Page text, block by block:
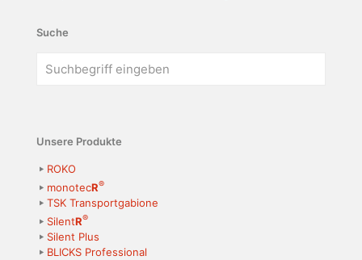
Suche
Unsere Produkte
ROKO
monotecR®
TSK Transportgabione
SilentR®
Silent Plus
BLICKS Professional